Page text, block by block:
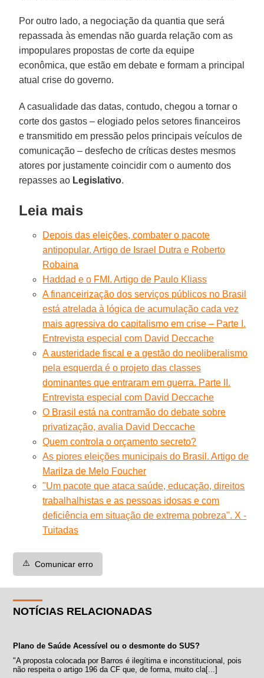
Por outro lado, a negociação da quantia que será
repassada às emendas não guarda relação com as
impopulares propostas de corte da equipe
econômica, que estão em debate e formam a principal
atual crise do governo.
A casualidade das datas, contudo, chegou a tornar o
corte dos gastos – elogiado pelos setores financeiros
e transmitido em pressão pelos principais veículos de
comunicação – desfecho de críticas destes mesmos
atores por justamente coincidir com o aumento dos
repasses ao Legislativo.
Leia mais
Depois das eleições, combater o pacote
antipopular. Artigo de Israel Dutra e Roberto
Robaina
Haddad e o FMI. Artigo de Paulo Kliass
A financeirização dos serviços públicos no Brasil
está atrelada à lógica de acumulação cada vez
mais agressiva do capitalismo em crise – Parte I.
Entrevista especial com David Deccache
A austeridade fiscal e a gestão do neoliberalismo
pela esquerda é o projeto das classes
dominantes que entraram em guerra. Parte II.
Entrevista especial com David Deccache
O Brasil está na contramão do debate sobre
privatização, avalia David Deccache
Quem controla o orçamento secreto?
As piores eleições municipais do Brasil. Artigo de
Marilza de Melo Foucher
"Um pacote que ataca saúde, educação, direitos
trabalhalhistas e as pessoas idosas e com
deficiência em situação de extrema pobreza". X -
Tuitadas
⚠️ Comunicar erro
NOTÍCIAS RELACIONADAS
Plano de Saúde Acessível ou o desmonte do SUS?
"A proposta colocada por Barros é ilegítima e inconstitucional, pois
não respeita o artigo 196 da CF que, de forma, muito cla[...]